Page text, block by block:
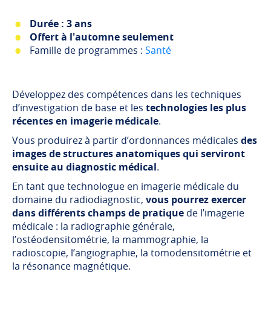
Durée : 3 ans
Offert à l'automne seulement
Famille de programmes : Santé
Développez des compétences dans les techniques
d’investigation de base et les technologies les plus
récentes en imagerie médicale.
Vous produirez à partir d’ordonnances médicales des
images de structures anatomiques qui serviront
ensuite au diagnostic médical.
En tant que technologue en imagerie médicale du
domaine du radiodiagnostic, vous pourrez exercer
dans différents champs de pratique de l’imagerie
médicale : la radiographie générale,
l’ostéodensitométrie, la mammographie, la
radioscopie, l’angiographie, la tomodensitométrie et
la résonance magnétique.